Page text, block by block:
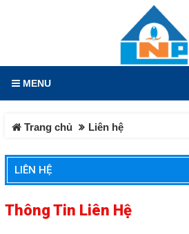
MENU
Trang chủ Liên hệ
LIÊN HỆ
Thông Tin Liên Hệ
DANH MỤC
Trang chủ
Tin tức
Sản phẩm
GIỎ HÀNG
LIÊN HỆ